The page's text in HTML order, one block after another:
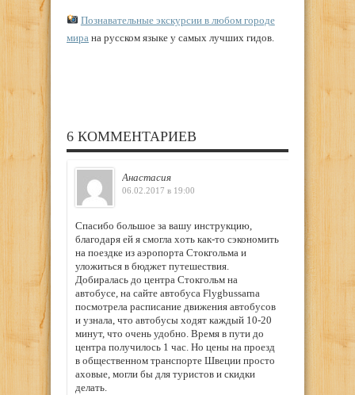
Познавательные экскурсии в любом городе
мира на русском языке у самых лучших гидов.
6 КОММЕНТАРИЕВ
Анастасия
06.02.2017 в 19:00
Спасибо большое за вашу инструкцию,
благодаря ей я смогла хоть как-то сэкономить
на поездке из аэропорта Стокгольма и
уложиться в бюджет путешествия.
Добиралась до центра Стокгольм на
автобусе, на сайте автобуса Flygbussarna
посмотрела расписание движения автобусов
и узнала, что автобусы ходят каждый 10-20
минут, что очень удобно. Время в пути до
центра получилось 1 час. Но цены на проезд
в общественном транспорте Швеции просто
аховые, могли бы для туристов и скидки
делать.